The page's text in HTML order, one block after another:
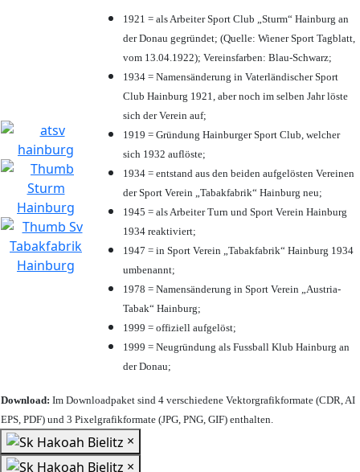
1921 = als Arbeiter Sport Club „Sturm“ Hainburg an
der Donau gegründet; (Quelle: Wiener Sport Tagblatt,
vom 13.04.1922); Vereinsfarben: Blau-Schwarz;
1934 = Namensänderung in Vaterländischer Sport
Club Hainburg 1921, aber noch im selben Jahr löste
sich der Verein auf;
1919 = Gründung Hainburger Sport Club, welcher
sich 1932 auflöste;
1934 = entstand aus den beiden aufgelösten Vereinen
der Sport Verein „Tabakfabrik“ Hainburg neu;
1945 = als Arbeiter Turn und Sport Verein Hainburg
1934 reaktiviert;
1947 = in Sport Verein „Tabakfabrik“ Hainburg 1934
umbenannt;
1978 = Namensänderung in Sport Verein „Austria-
Tabak“ Hainburg;
1999 = offiziell aufgelöst;
1999 = Neugründung als Fussball Klub Hainburg an
der Donau;
Download: Im Downloadpaket sind 4 verschiedene Vektorgrafikformate (CDR, AI
EPS, PDF) und 3 Pixelgrafikformate (JPG, PNG, GIF) enthalten.
×
×